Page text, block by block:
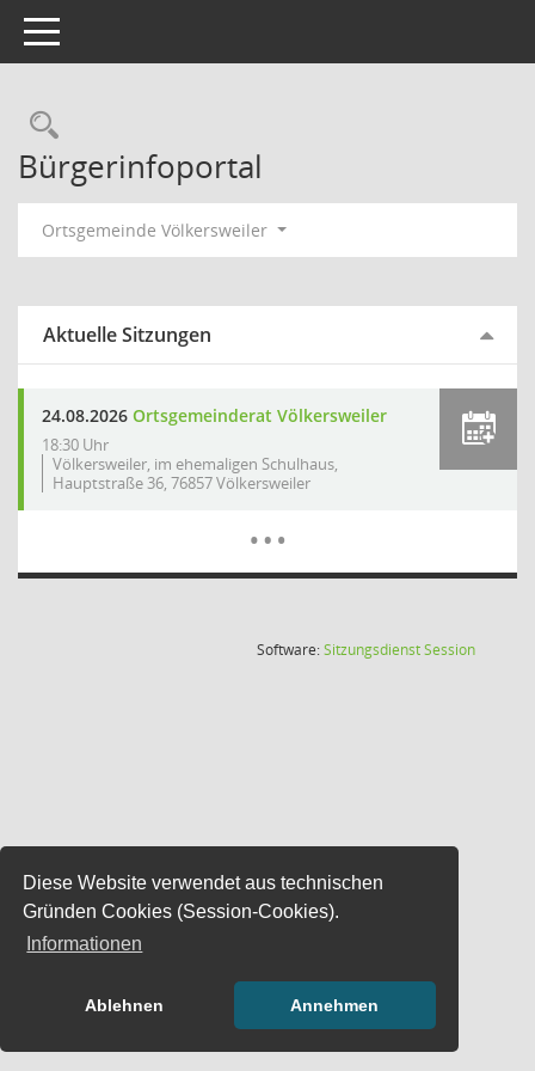
Diese Website verwendet aus technischen
Gründen Cookies (Session-Cookies).
Informationen
Ablehnen Annehmen
Toggle navigation
Rechercheauswahl
Bürgerinfoportal
Ortsgemeinde Völkersweiler
Aktuelle Sitzungen
24.08.2026 Ortsgemeinderat Völkersweiler
18:30 Uhr
Völkersweiler, im ehemaligen Schulhaus,
Hauptstraße 36, 76857 Völkersweiler
…
Software:SitzungsdienstSession(Wird in